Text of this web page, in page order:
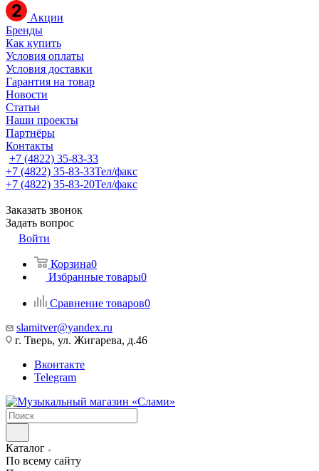
Акции
Бренды
Как купить
Условия оплаты
Условия доставки
Гарантия на товар
Новости
Статьи
Наши проекты
Партнёры
Контакты
+7 (4822) 35-83-33
+7 (4822) 35-83-33Тел/факс
+7 (4822) 35-83-20Тел/факс
Заказать звонок
Задать вопрос
Войти
Корзина0
Избранные товары0
Сравнение товаров0
slamitver@yandex.ru
г. Тверь, ул. Жигарева, д.46
Вконтакте
Telegram
Каталог
По всему сайту